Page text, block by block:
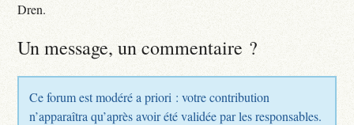
Dren.
Un message, un commentaire ?
Ce forum est modéré a priori : votre contribution
n’apparaîtra qu’après avoir été validée par les responsables.